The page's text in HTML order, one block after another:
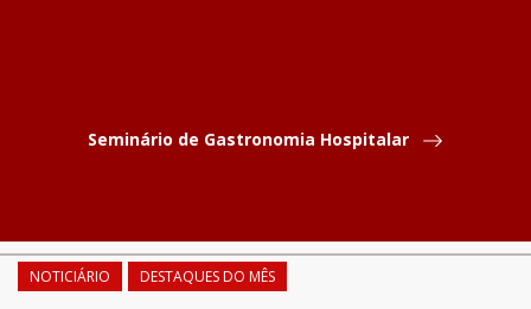
Seminário de Gastronomia Hospitalar
NOTICIÁRIO DESTAQUES DO MÊS